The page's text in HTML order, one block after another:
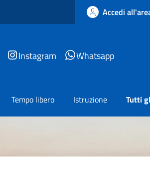
Accedi
Instagram Whatsapp
Tempo libero Istruzione Tutti